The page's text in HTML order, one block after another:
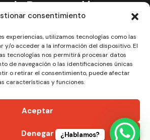
consentimiento
experiencias, utilizamos tecnologías como las
y/o acceder a la información del dispositivo. El
tecnologías nos permitirá procesar datos
de navegación o las identificaciones únicas
o retirar el consentimiento, puede afectar
características y funciones.
Aceptar
Denegar
Unión Europea Next Generation EU
La Mancha SL - All Rights Reserved.
por tu equipo Imedia
Comunicación¿Hablamos?